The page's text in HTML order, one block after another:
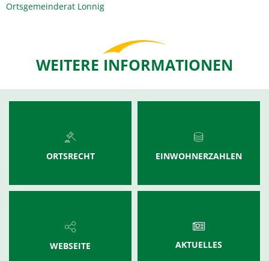
Ortsgemeinderat Lonnig
WEITERE INFORMATIONEN
ORTSRECHT EINWOHNERZAHLEN
WEBSEITE AKTUELLES